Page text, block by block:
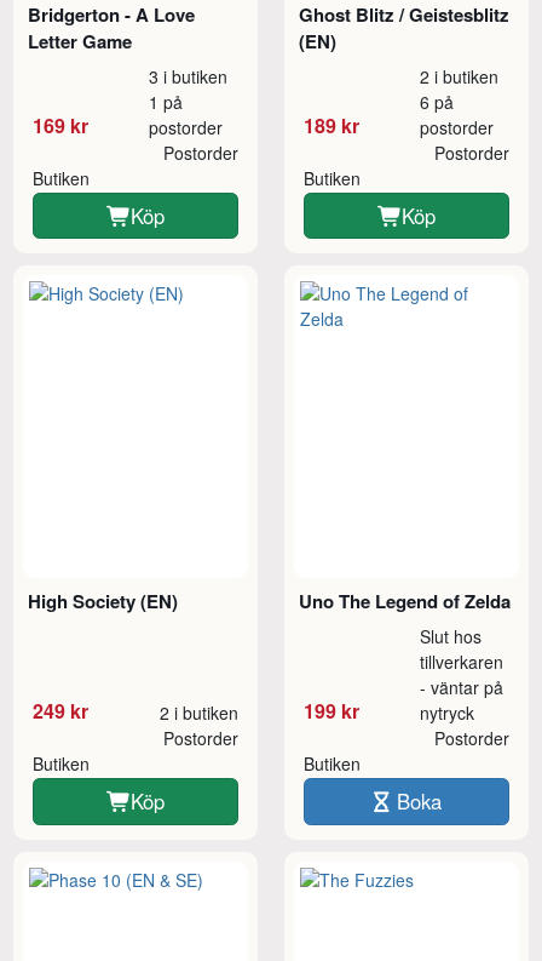
Bridgerton - A Love
Letter Game
169 kr
3 i butiken
1 på
postorder
Butiken
Postorder
Köp
Ghost Blitz / Geistesblitz
(EN)
189 kr
2 i butiken
6 på
postorder
Butiken
Postorder
Köp
High Society (EN)
249 kr 2 i butiken
Butiken
Postorder
Köp
Uno The Legend of Zelda
199 kr
Slut hos
tillverkaren
- väntar på
nytryck
Butiken
Postorder
Boka